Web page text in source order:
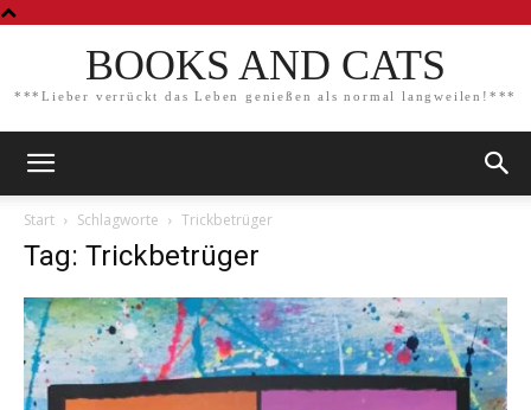
BOOKS AND CATS
***Lieber verrückt das Leben genießen als normal langweilen!***
Start Schlagworte Trickbetrüger
Tag: Trickbetrüger